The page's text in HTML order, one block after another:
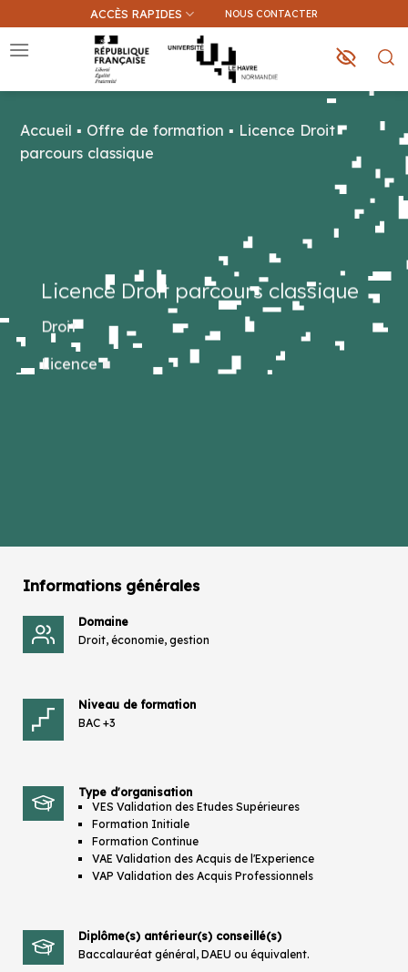
au
contenu
ACCÈS RAPIDES NOUS CONTACTER
Que recherchez-vous ?
Licence Droit parcours classique
Droit
Licence■
Accueil ▪ Offre de formation ▪ Licence Droit
parcours classique
Informations générales
Domaine
Droit, économie, gestion
Niveau de formation
BAC +3
Type d'organisation
VES Validation des Etudes Supérieures
Formation Initiale
Formation Continue
VAE Validation des Acquis de l'Experience
VAP Validation des Acquis Professionnels
Diplôme(s) antérieur(s) conseillé(s)
Baccalauréat général, DAEU ou équivalent.